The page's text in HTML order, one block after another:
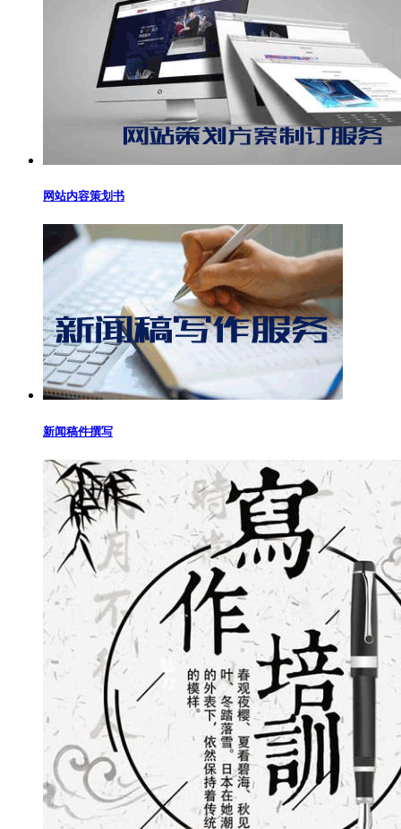
网站内容策划书
新闻稿件撰写